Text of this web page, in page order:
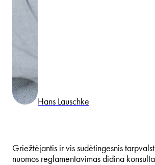
Hans Lauschke
Griežtėjantis ir vis sudėtingesnis
nuomos reglamentavimas didina